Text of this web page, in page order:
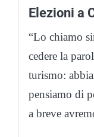
Elezioni a
“Lo chiamo
cedere la
turismo:
pensiamo di
a breve